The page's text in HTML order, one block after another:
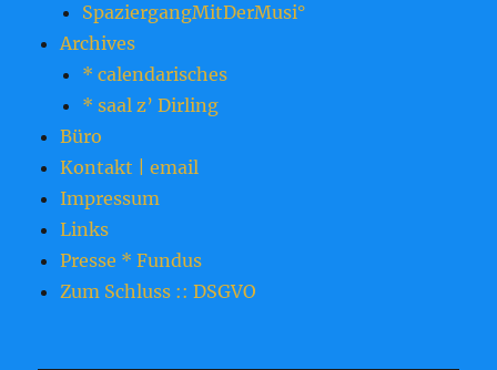
SpaziergangMitDerMusi°
Archives
* calendarisches
* saal z’ Dirling
Büro
Kontakt | email
Impressum
Links
Presse * Fundus
Zum Schluss :: DSGVO